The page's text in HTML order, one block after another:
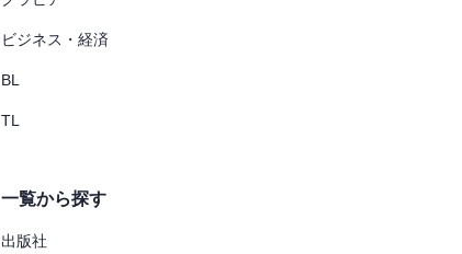
ビジネス・経済
BL
TL
一覧から探す
出版社